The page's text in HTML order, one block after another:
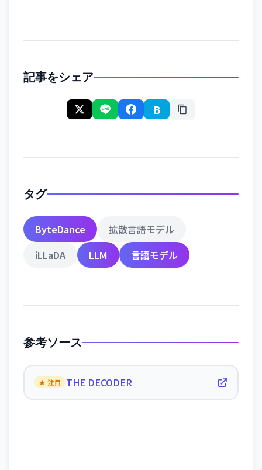
記事をシェア
B
タグ
ByteDance
拡散言語モデル
iLLaDA
LLM 言語モデル
参考ソース
★ 注目 THE DECODER